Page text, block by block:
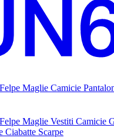
Felpe Maglie Camicie
Felpe Maglie Vestiti Camicie
Ciabatte Scarpe